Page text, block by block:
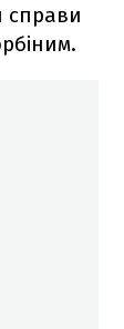
справи